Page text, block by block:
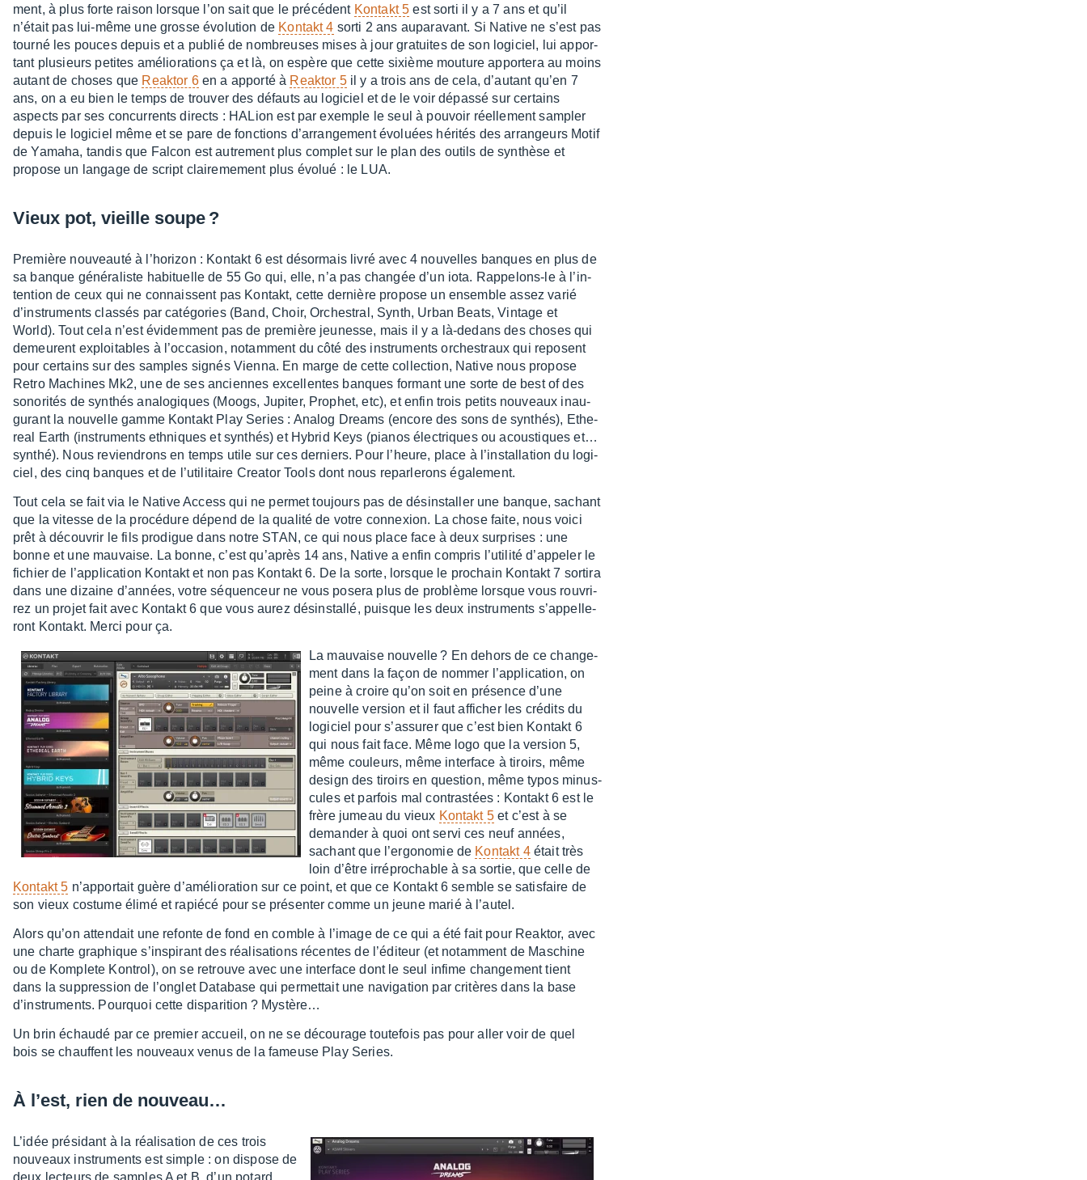
ment, à plus forte raison lorsque l’on sait que le précé­dent Kontakt 5 est sorti il y a 7 ans et qu’il
n’était pas lui-même une grosse évolu­tion de Kontakt 4 sorti 2 ans aupa­ra­vant. Si Native ne s’est pas
tourné les pouces depuis et a publié de nombreuses mises à jour gratuites de son logi­ciel, lui appor­
tant plusieurs petites amélio­ra­tions ça et là, on espère que cette sixième mouture appor­tera au moins
autant de choses que Reak­tor 6en a apporté à Reak­tor 5il y a trois ans de cela, d’au­tant qu’en 7
ans, on a eu bien le temps de trou­ver des défauts au logi­ciel et de le voir dépassé sur certains
aspects par ses concur­rents directs : HALion est par exemple le seul à pouvoir réel­le­ment sampler
depuis le logi­ciel même et se pare de fonc­tions d’ar­ran­ge­ment évoluées héri­tés des arran­geurs Motif
de Yamaha, tandis que Falcon est autre­ment plus complet sur le plan des outils de synthèse et
propose un langage de script clai­re­me­ment plus évolué : le LUA.
Vieux pot, vieille soupe ?
Première nouveauté à l’ho­ri­zon : Kontakt 6 est désor­mais livré avec 4 nouvelles banques en plus de
sa banque géné­ra­liste habi­tuelle de 55 Go qui, elle, n’a pas chan­gée d’un iota. Rappe­lons-le à l’in­
ten­tion de ceux qui ne connaissent pas Kontakt, cette dernière propose un ensemble assez varié
d’ins­tru­ments clas­sés par caté­go­ries (Band, Choir, Orches­tral, Synth, Urban Beats, Vintage et
World). Tout cela n’est évidem­ment pas de première jeunesse, mais il y a là-dedans des choses qui
demeurent exploi­tables à l’oc­ca­sion, notam­ment du côté des instru­ments orches­traux qui reposent
pour certains sur des samples signés Vienna. En marge de cette collec­tion, Native nous propose
Retro Machines Mk2, une de ses anciennes excel­lentes banques formant une sorte de best of des
sono­ri­tés de synthés analo­giques (Moogs, Jupi­ter, Prophet, etc), et enfin trois petits nouveaux inau­
gu­rant la nouvelle gamme Kontakt Play Series : Analog Dreams (encore des sons de synthés), Ethe­
real Earth (instru­ments ethniques et synthés) et Hybrid Keys (pianos élec­triques ou acous­tiques et…
synthé). Nous revien­drons en temps utile sur ces derniers. Pour l’heure, place à l’ins­tal­la­tion du logi­
ciel, des cinq banques et de l’uti­li­taire Crea­tor Tools dont nous repar­le­rons égale­ment.
Tout cela se fait via le Native Access qui ne permet toujours pas de désins­tal­ler une banque, sachant
que la vitesse de la procé­dure dépend de la qualité de votre connexion. La chose faite, nous voici
prêt à décou­vrir le fils prodigue dans notre STAN, ce qui nous place face à deux surprises : une
bonne et une mauvaise. La bonne, c’est qu’après 14 ans, Native a enfin compris l’uti­lité d’ap­pe­ler le
fichier de l’ap­pli­ca­tion Kontakt et non pas Kontakt 6. De la sorte, lorsque le prochain Kontakt 7 sortira
dans une dizaine d’an­nées, votre séquen­ceur ne vous posera plus de problème lorsque vous rouvri­
rez un projet fait avec Kontakt 6 que vous aurez désins­tallé, puisque les deux instru­ments s’ap­pel­le­
ront Kontakt. Merci pour ça.
La mauvaise nouvelle ? En dehors de ce chan­ge­
ment dans la façon de nommer l’ap­pli­ca­tion, on
peine à croire qu’on soit en présence d’une
nouvelle version et il faut affi­cher les crédits du
logi­ciel pour s’as­su­rer que c’est bien Kontakt 6
qui nous fait face. Même logo que la version 5,
même couleurs, même inter­face à tiroirs, même
design des tiroirs en ques­tion, même typos minus­
cules et parfois mal contras­tées : Kontakt 6 est le
frère jumeau du vieux Kontakt 5et c’est à se
deman­der à quoi ont servi ces neuf années,
sachant que l’er­go­no­mie de Kontakt 4était très
loin d’être irré­pro­chable à sa sortie, que celle de
Kontakt 5 n’ap­por­tait guère d’amé­lio­ra­tion sur ce point, et que ce Kontakt 6 semble se satis­faire de
son vieux costume élimé et rapiécé pour se présen­ter comme un jeune marié à l’au­tel.
Alors qu’on atten­dait une refonte de fond en comble à l’image de ce qui a été fait pour Reak­tor, avec
une charte graphique s’ins­pi­rant des réali­sa­tions récentes de l’édi­teur (et notam­ment de Maschine
ou de Komplete Kontrol), on se retrouve avec une inter­face dont le seul infime chan­ge­ment tient
dans la suppres­sion de l’on­glet Data­base qui permet­tait une navi­ga­tion par critères dans la base
d’ins­tru­ments. Pourquoi cette dispa­ri­tion ? Mystè­re…
Un brin échaudé par ce premier accueil, on ne se décou­rage toute­fois pas pour aller voir de quel
bois se chauffent les nouveaux venus de la fameuse Play Series.
À l’est, rien de nouveau…
L’idée prési­dant à la réali­sa­tion de ces trois
nouveaux instru­ments est simple : on dispose de